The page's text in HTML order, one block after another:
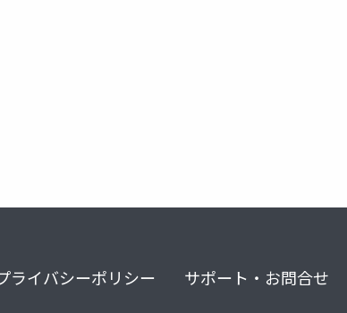
ライバシーポリシー サポート・お問合せ